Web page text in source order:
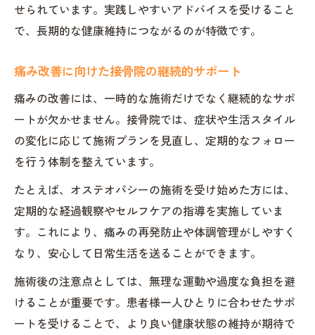
せられています。実践しやすいアドバイスを受けること
で、長期的な健康維持につながるのが特徴です。
痛み改善に向けた接骨院の継続的サポート
痛みの改善には、一時的な施術だけでなく継続的なサポ
ートが欠かせません。接骨院では、症状や生活スタイル
の変化に応じて施術プランを見直し、定期的なフォロー
を行う体制を整えています。
たとえば、オステオパシーの施術を受け始めた方には、
定期的な経過観察やセルフケアの指導を実施していま
す。これにより、痛みの再発防止や体調管理がしやすく
なり、安心して日常生活を送ることができます。
施術後の注意点としては、無理な運動や過度な負担を避
けることが重要です。患者様一人ひとりに合わせたサポ
ートを受けることで、より良い健康状態の維持が期待で